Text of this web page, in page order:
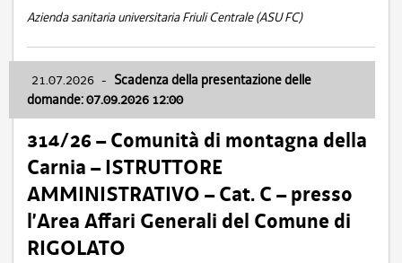
Azienda sanitaria universitaria Friuli Centrale (ASU FC)
21.07.2026 - Scadenza della presentazione delle
domande: 07.09.2026 12:00
314/26 – Comunità di montagna della
Carnia – ISTRUTTORE
AMMINISTRATIVO – Cat. C – presso
l’Area Affari Generali del Comune di
RIGOLATO